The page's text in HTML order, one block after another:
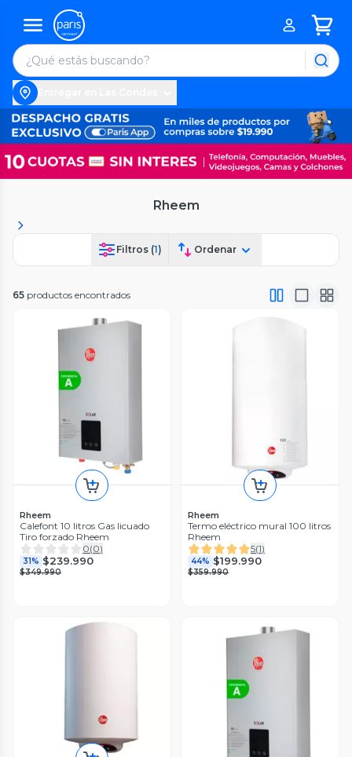
Rheem
Filtros (1) Ordenar
65 productos encontrados
Rheem
Calefont 10 litros Gas licuado
Tiro forzado Rheem
0(0)
31% $239.990
$349.990
Rheem
Termo eléctrico mural 100 litros
Rheem
5(1)
44% $199.990
$359.990